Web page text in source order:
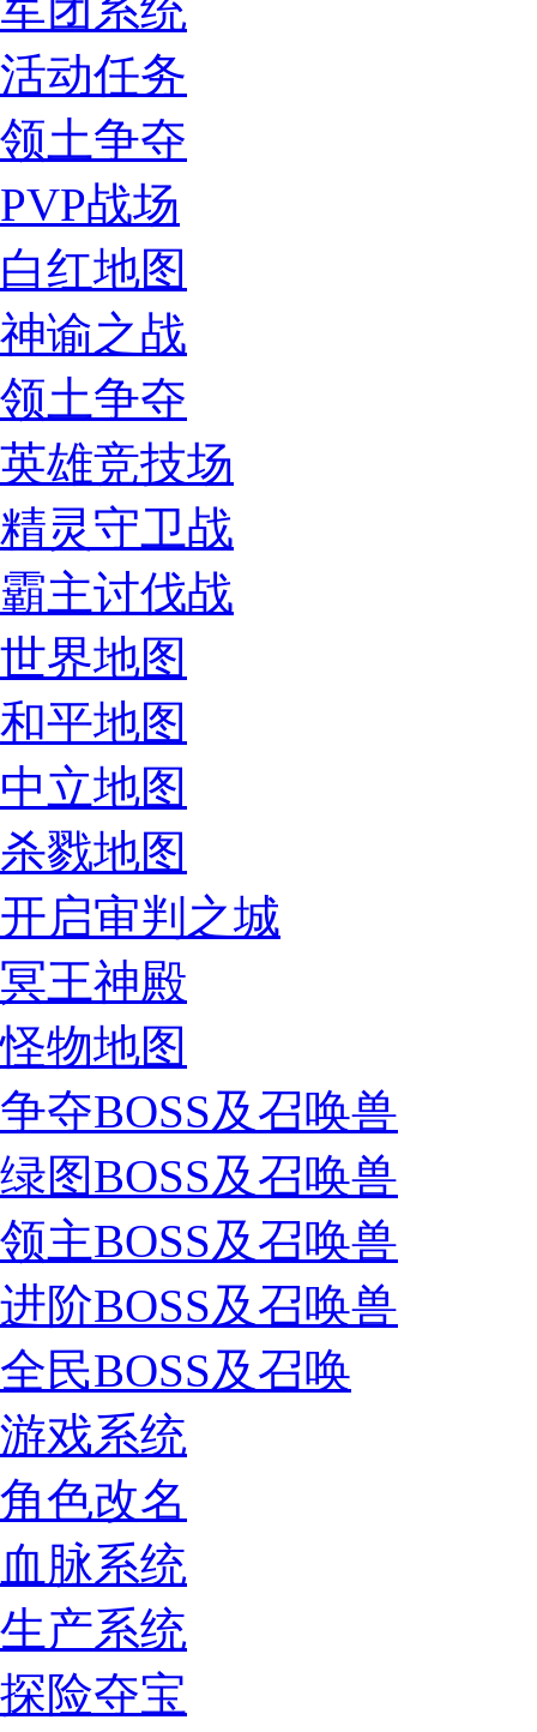
活动任务
领土争夺
PVP战场
白红地图
神谕之战
领土争夺
英雄竞技场
精灵守卫战
霸主讨伐战
世界地图
和平地图
中立地图
杀戮地图
开启审判之城
冥王神殿
怪物地图
争夺BOSS及召唤兽
绿图BOSS及召唤兽
领主BOSS及召唤兽
进阶BOSS及召唤兽
全民BOSS及召唤
游戏系统
角色改名
血脉系统
生产系统
探险夺宝